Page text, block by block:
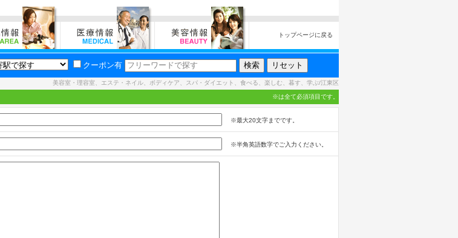
トップページに戻る
クーポン有
美容室・理容室、エステ・ネイル、ボディケア、スパ・ダイエット、食べる、楽しむ、暮す、学ぶ/江東区
※は全て必須項目です。
※最大20文字までです。
※半角英語数字でご入力ください。